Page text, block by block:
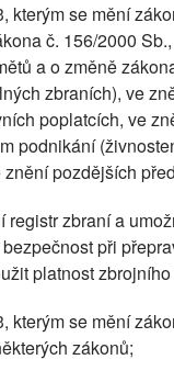
kterým se mění
č. 156/2000
a o změně
zbraních), ve
poplatcích, ve
podnikání
pozdějších
zbraní a
při
platnost
kterým se mění
zákonů;